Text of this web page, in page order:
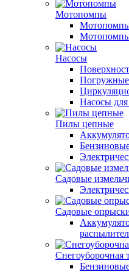
Мотопомпы
Мотопомпы
Насосы
Насосы для
Пилы цепные
Садовые
Садовые
Снегоуборочная